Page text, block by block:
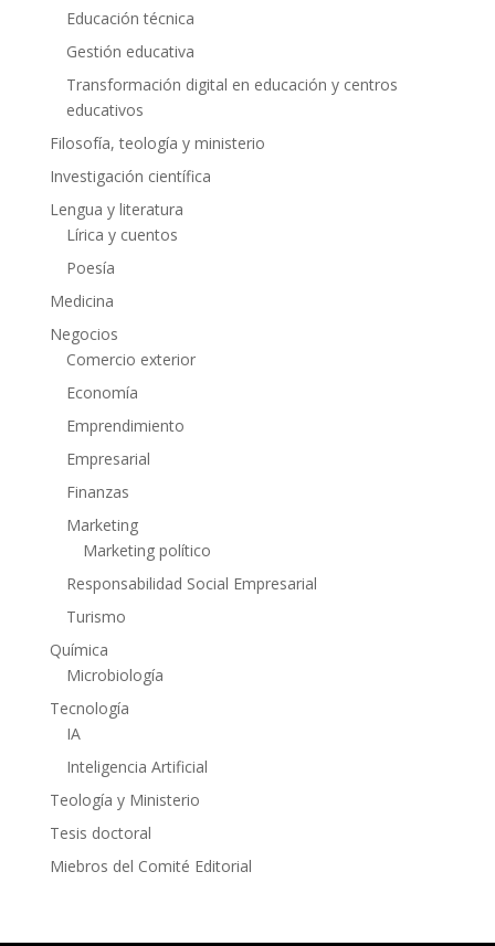
Educación técnica
Gestión educativa
Transformación digital en educación y centros
educativos
Filosofía, teología y ministerio
Investigación científica
Lengua y literatura
Lírica y cuentos
Poesía
Medicina
Negocios
Comercio exterior
Economía
Emprendimiento
Empresarial
Finanzas
Marketing
Marketing político
Responsabilidad Social Empresarial
Turismo
Química
Microbiología
Tecnología
IA
Inteligencia Artificial
Teología y Ministerio
Tesis doctoral
Miebros del Comité Editorial